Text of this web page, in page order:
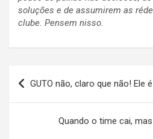
soluções e de assumirem as
clube. Pensem nisso.
Navegação
de
GUTO não, claro que não! Ele
Quando o time cai,